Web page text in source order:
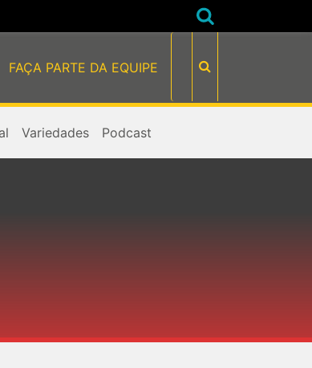
FAÇA PARTE DA EQUIPE
Variedades Podcast